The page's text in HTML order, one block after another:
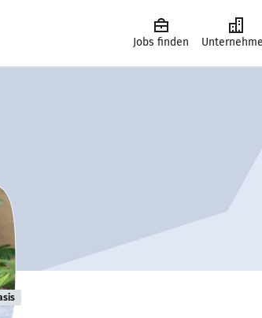
Jobs finden